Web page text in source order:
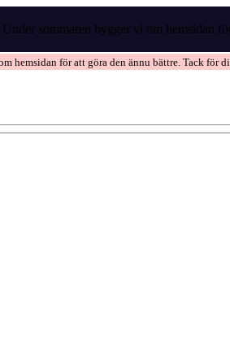
Under sommaren bygger vi om hemsidan
hemsidan för att göra den ännu bättre. Tack för